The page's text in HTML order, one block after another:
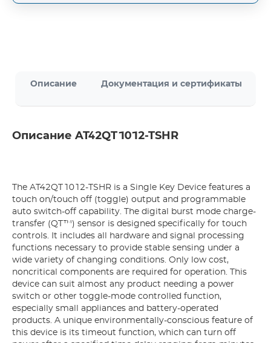
Описание Документация и сертификаты
Описание AT42QT1012-TSHR
The AT42QT1012-TSHR is a Single Key Device features a
touch on/touch off (toggle) output and programmable
auto switch-off capability. The digital burst mode charge-
transfer (QT™) sensor is designed specifically for touch
controls. It includes all hardware and signal processing
functions necessary to provide stable sensing under a
wide variety of changing conditions. Only low cost,
noncritical components are required for operation. This
device can suit almost any product needing a power
switch or other toggle-mode controlled function,
especially small appliances and battery-operated
products. A unique environmentally-conscious feature of
this device is its timeout function, which can turn off